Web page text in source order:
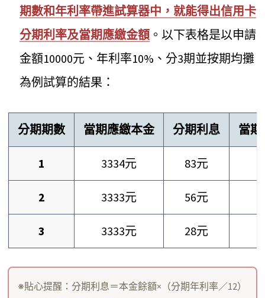
期數和年利率帶進試算器中，就能得出信用卡
分期利率及當期應繳金額 。以下表格是以申請
金額10000元、年利率10%、分3期並按期均攤
為例試算的結果：
分期期數 當期應繳本金 分期利息 當
1 3334元 83元
2 3333元 56元
3 3333元 28元
※貼心提醒：分期利息＝本金餘額×（分期年利率／12）